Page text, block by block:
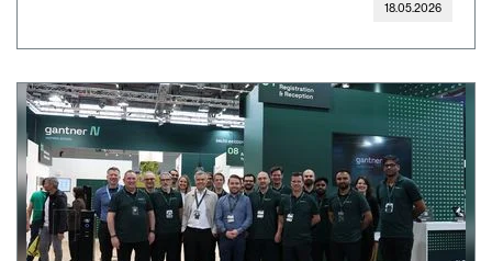
18.05.2026